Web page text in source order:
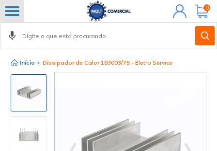
Minha
conta
0
Início > Dissipador de Calor 183003/75 - Eletro Service